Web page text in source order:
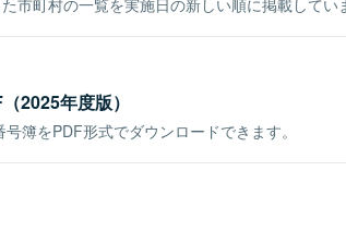
市町村の一覧を実施日の新しい順に掲載してい
2025年度版）
簿をPDF形式でダウンロードできます。